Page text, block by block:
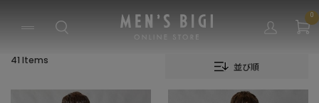
0
41 Items 並び順